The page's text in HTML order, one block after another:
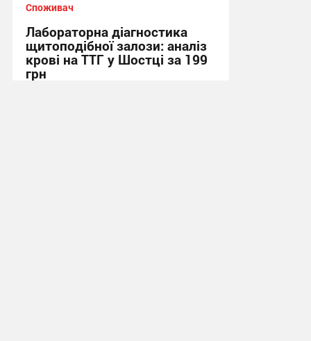
Споживач
Лабораторна діагностика
щитоподібної залози: аналіз
крові на ТТГ у Шостці за 199
грн